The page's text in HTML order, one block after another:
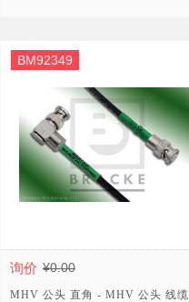
询价 ¥0.00
BM92349
MHV 公头 直角 - MHV 公头 线缆